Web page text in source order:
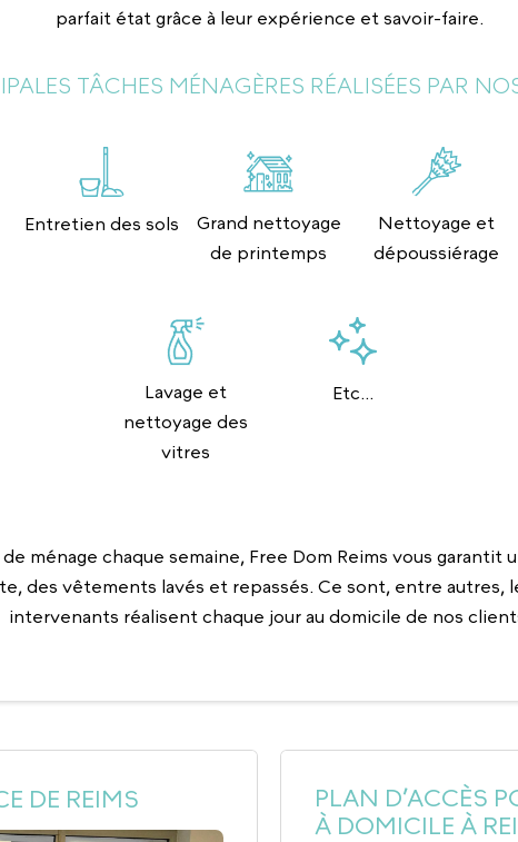
parfait état grâce à leur expérience et savoir-faire.
TÂCHES MÉNAGÈRES RÉALISÉES PAR
Entretien des sols
Grand nettoyage
de printemps
Nettoyage et
dépoussiérage
Lavage et
nettoyage des
vitres
Etc...
ménage chaque semaine, Free Dom Reims vous garantit
des vêtements lavés et repassés. Ce sont, entre autres,
intervenants réalisent chaque jour au domicile de nos
DE REIMS
PLAN D’ACCÈS
À DOMICILE À